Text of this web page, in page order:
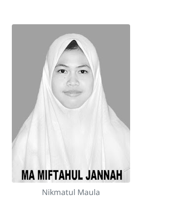
Nikmatul Maula